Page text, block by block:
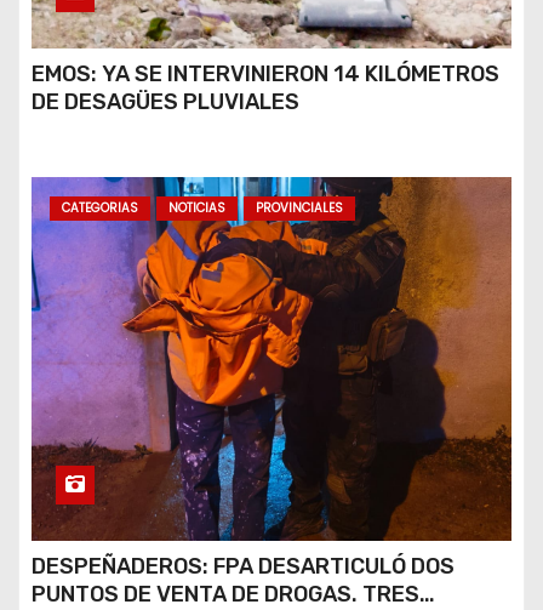
EMOS: YA SE INTERVINIERON 14 KILÓMETROS
DE DESAGÜES PLUVIALES
CATEGORIAS NOTICIAS PROVINCIALES
DESPEÑADEROS: FPA DESARTICULÓ DOS
PUNTOS DE VENTA DE DROGAS. TRES